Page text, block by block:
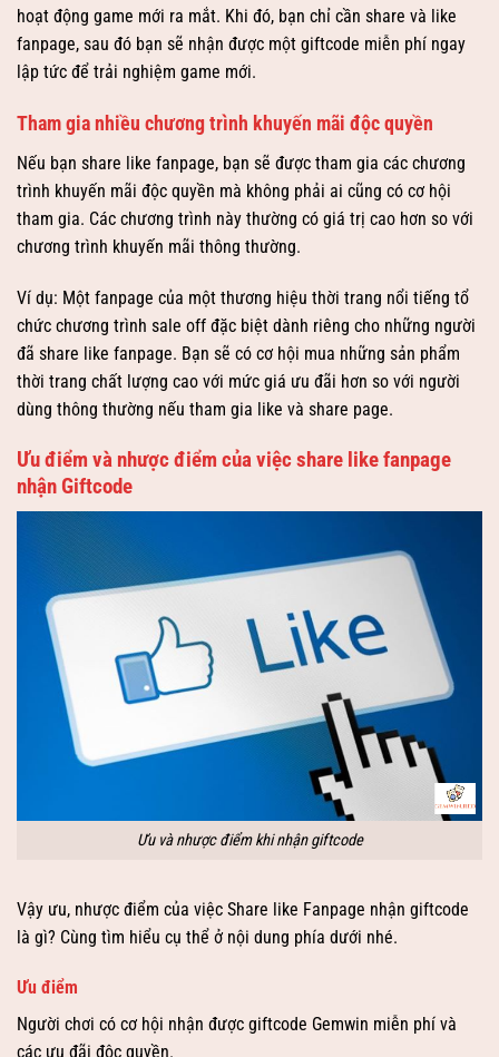
hoạt động game mới ra mắt. Khi đó, bạn chỉ cần share và like
fanpage, sau đó bạn sẽ nhận được một giftcode miễn phí ngay
lập tức để trải nghiệm game mới.
Tham gia nhiều chương trình khuyến mãi độc quyền
Nếu bạn share like fanpage, bạn sẽ được tham gia các chương
trình khuyến mãi độc quyền mà không phải ai cũng có cơ hội
tham gia. Các chương trình này thường có giá trị cao hơn so với
chương trình khuyến mãi thông thường.
Ví dụ: Một fanpage của một thương hiệu thời trang nổi tiếng tổ
chức chương trình sale off đặc biệt dành riêng cho những người
đã share like fanpage. Bạn sẽ có cơ hội mua những sản phẩm
thời trang chất lượng cao với mức giá ưu đãi hơn so với người
dùng thông thường nếu tham gia like và share page.
Ưu điểm và nhược điểm của việc share like fanpage
nhận Giftcode
Ưu và nhược điểm khi nhận giftcode
Vậy ưu, nhược điểm của việc Share like Fanpage nhận giftcode
là gì? Cùng tìm hiểu cụ thể ở nội dung phía dưới nhé.
Ưu điểm
Người chơi có cơ hội nhận được giftcode Gemwin miễn phí và
các ưu đãi độc quyền.